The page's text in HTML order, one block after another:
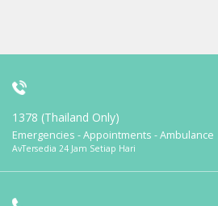
1378 (Thailand Only)
Emergencies - Appointments - Ambulance
AvTersedia 24 Jam Setiap Hari